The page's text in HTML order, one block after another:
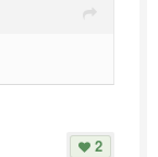
2